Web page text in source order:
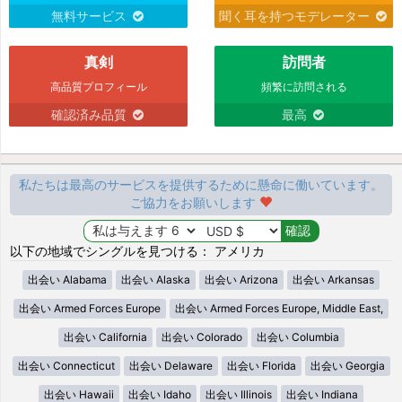
無料サービス 聞く耳を持つモデレーター
真剣
高品質プロフィール
確認済み品質
訪問者
頻繁に訪問される
最高
私たちは最高のサービスを提供するために懸命に働いています。
ご協力をお願いします
以下の地域でシングルを見つける： アメリカ
出会い Alabama 出会い Alaska 出会い Arizona 出会い Arkansas
出会い Armed Forces Europe 出会い Armed Forces Europe, Middle East,
出会い California 出会い Colorado 出会い Columbia
出会い Connecticut 出会い Delaware 出会い Florida 出会い Georgia
出会い Hawaii 出会い Idaho 出会い Illinois 出会い Indiana